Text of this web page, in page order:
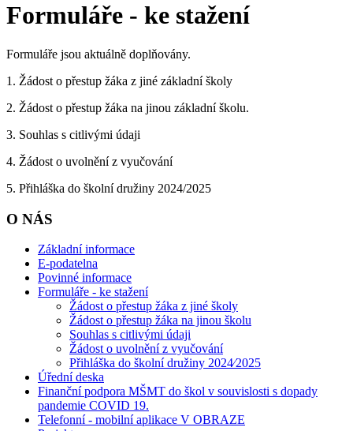
Formuláře - ke stažení
Formuláře jsou aktuálně doplňovány.
1. Žádost o přestup žáka z jiné základní školy
2. Žádost o přestup žáka na jinou základní školu.
3. Souhlas s citlivými údaji
4. Žádost o uvolnění z vyučování
5. Přihláška do školní družiny 2024/2025
O NÁS
Základní informace
E-podatelna
Povinné informace
Formuláře - ke stažení
Žádost o přestup žáka z jiné školy
Žádost o přestup žáka na jinou školu
Souhlas s citlivými údaji
Žádost o uvolnění z vyučování
Přihláška do školní družiny 2024⁄2025
Úřední deska
Finanční podpora MŠMT do škol v souvislosti s dopady
pandemie COVID 19.
Telefonní - mobilní aplikace V OBRAZE